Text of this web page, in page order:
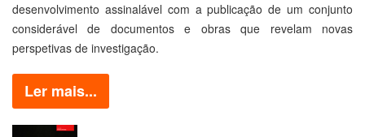
desenvolvimento assinalável com a publicação de um conjunto
considerável de documentos e obras que revelam novas
perspetivas de investigação.
Ler mais...